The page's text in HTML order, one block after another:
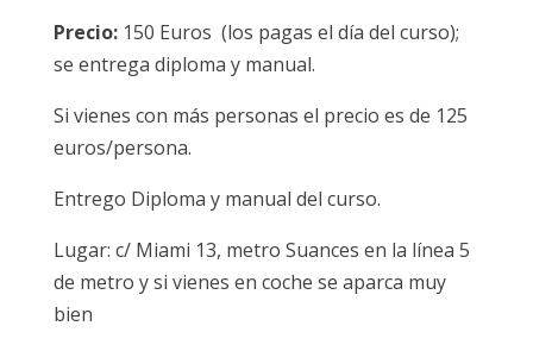
Precio: 150 Euros (los pagas el día del curso);
se entrega diploma y manual.
Si vienes con más personas el precio es de 125
euros/persona.
Entrego Diploma y manual del curso.
Lugar: c/ Miami 13, metro Suances en la línea 5
de metro y si vienes en coche se aparca muy
bien